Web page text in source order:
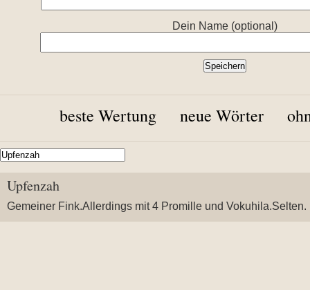
Dein Name (optional)
beste Wertung neue Wörter
Upfenzah
Gemeiner Fink.Allerdings mit 4 Promille und Vokuhila.Selten.